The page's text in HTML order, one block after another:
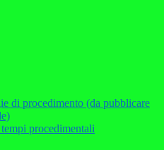
di procedimento (da pubblicare
procedimentali